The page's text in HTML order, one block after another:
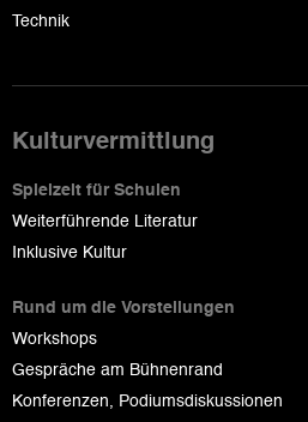
Technik
Kulturvermittlung
Spielzeit für Schulen
Weiterführende Literatur
Inklusive Kultur
Rund um die Vorstellungen
Workshops
Gespräche am Bühnenrand
Konferenzen, Podiumsdiskussionen